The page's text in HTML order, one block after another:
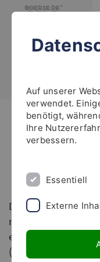
im
Der boerse.de-
risikoreduziert
erzielen, denn
(fast) immer.
Auf unserer
verwendet.
benötigt,
Ihre
verbessern.
Essentiell
Externe